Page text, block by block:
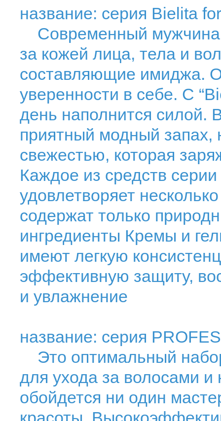
название: серия Bielita
Современный мужчина
за кожей лица, тела и
составляющие имиджа.
уверенности в себе. С
день наполнится силой.
приятный модный
свежестью, которая
Каждое из средств
удовлетворяет
содержат только
ингредиенты Кремы и
имеют легкую
эффективную защиту,
и увлажнение
название: серия
Это оптимальный
для ухода за волосами и
обойдется ни один